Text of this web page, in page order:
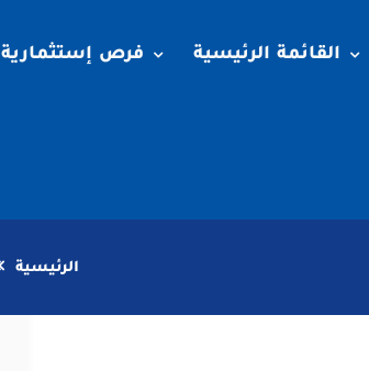
القائمة الرئيسية فرص إستثمارية
الرئيسية